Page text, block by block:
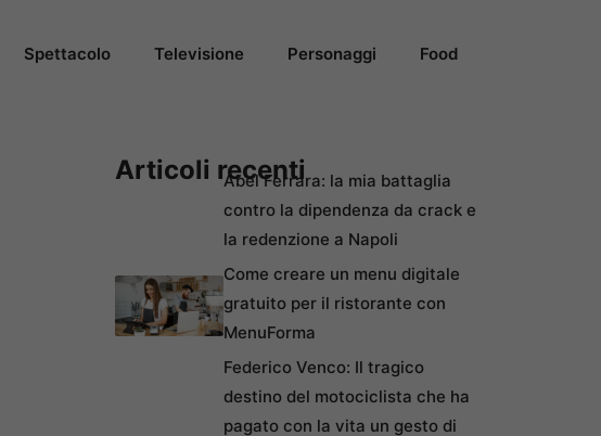
Spettacolo Televisione Personaggi Food
Articoli recentiAbel Ferrara: la mia battaglia
contro la dipendenza da crack e
la redenzione a Napoli
Come creare un menu digitale
gratuito per il ristorante con
MenuForma
Federico Venco: Il tragico
destino del motociclista che ha
pagato con la vita un gesto di